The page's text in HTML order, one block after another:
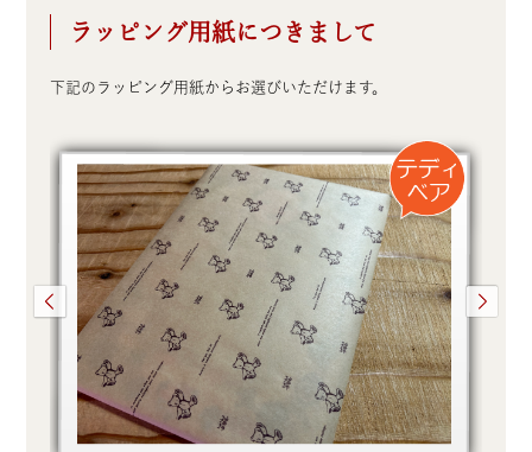
ラッピング用紙につきまして
下記のラッピング用紙からお選びいただけます。